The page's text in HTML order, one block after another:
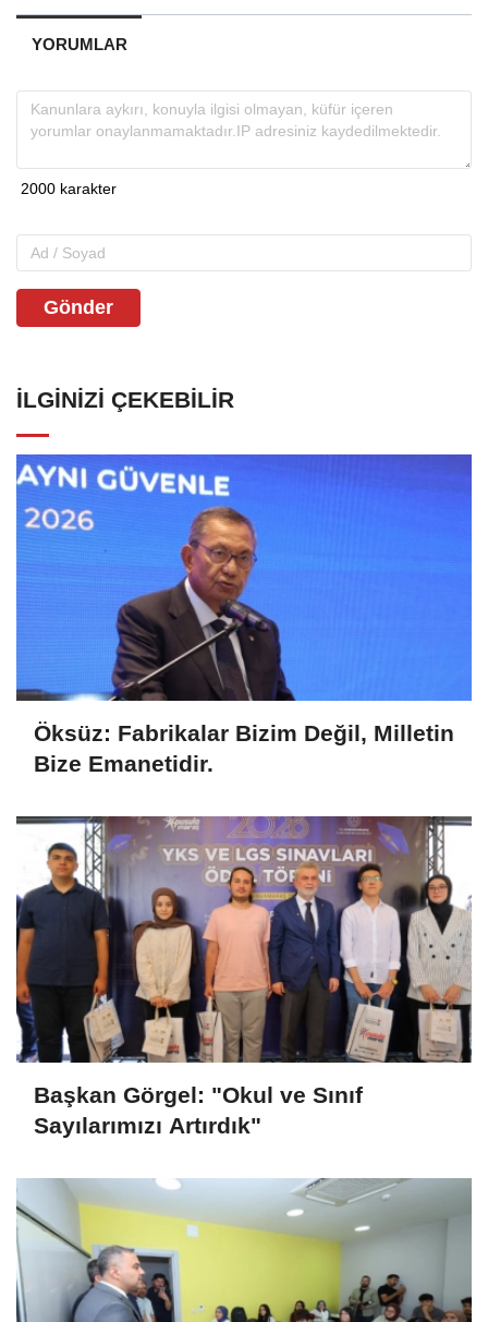
YORUMLAR
Gönder
İLGINIZI ÇEKEBILIR
Öksüz: Fabrikalar Bizim Değil, Milletin
Bize Emanetidir.
Başkan Görgel: "Okul ve Sınıf
Sayılarımızı Artırdık"